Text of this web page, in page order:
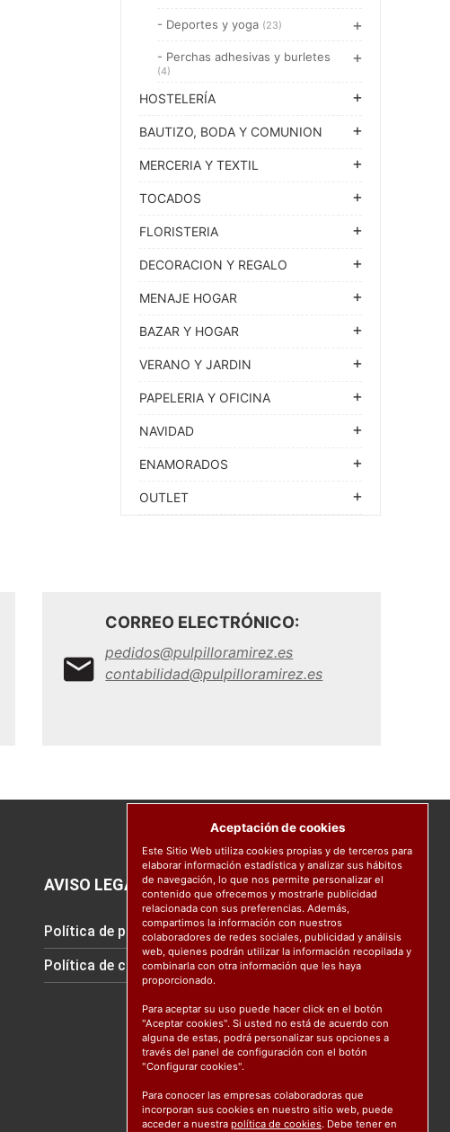
- Deportes y yoga (23)
- Perchas adhesivas y burletes
(4)
HOSTELERÍA
BAUTIZO, BODA Y COMUNION
MERCERIA Y TEXTIL
TOCADOS
FLORISTERIA
DECORACION Y REGALO
MENAJE HOGAR
BAZAR Y HOGAR
VERANO Y JARDIN
PAPELERIA Y OFICINA
NAVIDAD
ENAMORADOS
OUTLET
CORREO ELECTRÓNICO:
pedidos@pulpilloramirez.es
contabilidad@pulpilloramirez.es
AVISO LEGAL
Política de protección de datos
Política de cookies
Aceptación de cookies
Este Sitio Web utiliza cookies propias y de terceros para
elaborar información estadística y analizar sus hábitos
de navegación, lo que nos permite personalizar el
contenido que ofrecemos y mostrarle publicidad
relacionada con sus preferencias. Además,
compartimos la información con nuestros
colaboradores de redes sociales, publicidad y análisis
web, quienes podrán utilizar la información recopilada y
combinarla con otra información que les haya
proporcionado.
Para aceptar su uso puede hacer click en el botón
"Aceptar cookies". Si usted no está de acuerdo con
alguna de estas, podrá personalizar sus opciones a
través del panel de configuración con el botón
"Configurar cookies".
Para conocer las empresas colaboradoras que
incorporan sus cookies en nuestro sitio web, puede
acceder a nuestra política de cookies. Debe tener en